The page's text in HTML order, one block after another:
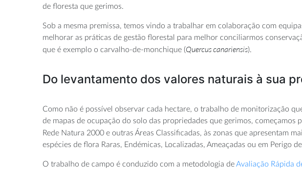
de floresta que gerimos.
Sob a mesma premissa, temos vindo a trabalhar em colaboração com
melhorar as práticas de gestão florestal para melhor conciliarmos
que é exemplo o carvalho-de-monchique (Quercus canariensis).
Do levantamento dos valores naturais à sua
Como não é possível observar cada hectare, o trabalho de monitorização
de mapas de ocupação do solo das propriedades que gerimos,
Rede Natura 2000 e outras Áreas Classificadas, às zonas que apresentam
espécies de flora Raras, Endémicas, Localizadas, Ameaçadas ou em Perigo
O trabalho de campo é conduzido com a metodologia deAvaliação Rápida